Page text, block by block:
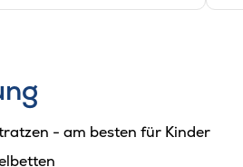
- am besten für Kinder